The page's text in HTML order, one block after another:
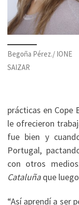
Begoña Pérez./ IONE
SAIZAR
prácticas en Cope
le ofrecieron
fue bien y
Portugal,
con otros
Cataluñaque
“Así aprendí a ser